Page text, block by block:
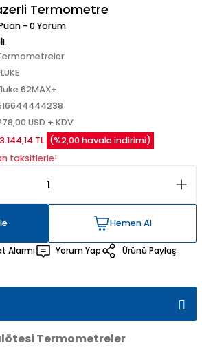
Termometre
- 0 Yorum
62MAX+
USD + KDV
TL (%2,00 havale indirimi)
taksitlerle!
Hemen Al
Hemen Al
Alarmı Yorum Yap
Ürünü Paylaş
Termometreler